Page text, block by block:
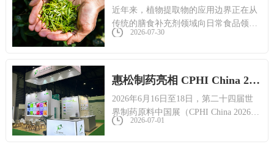
近年来，植物提取物的应用边界正在从
传统的膳食补充剂领域向日常食品领域
大幅延伸。
2026-07-30
惠松制药亮相 CPHI China 2026
2026年6月16日至18日，第二十四届世
界制药原料中国展（CPHI China 2026）
在上海新国际博览中心举行。
2026-07-01